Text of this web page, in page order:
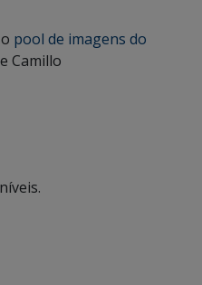
pool de imagens do
Camillo